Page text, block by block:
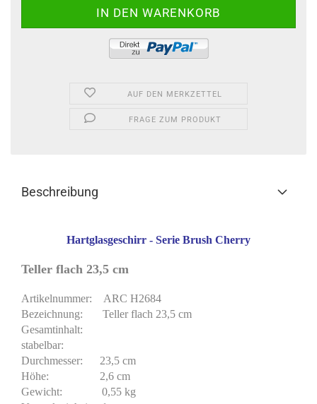
AUF DEN MERKZETTEL
FRAGE ZUM PRODUKT
Beschreibung
Hartglasgeschirr - Serie Brush Cherry
Teller flach 23,5 cm
Artikelnummer: ARC H2684
Bezeichnung: Teller flach 23,5 cm
Gesamtinhalt:
stabelbar:
Durchmesser: 23,5 cm
Höhe: 2,6 cm
Gewicht: 0,55 kg